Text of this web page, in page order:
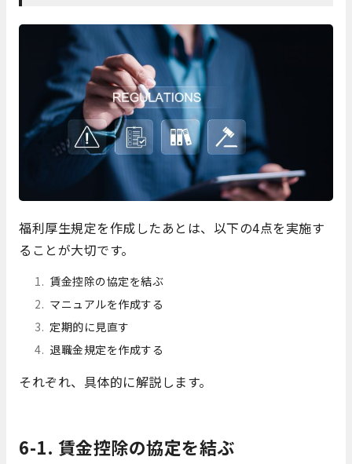
福利厚生規定を作成したあとは、以下の4点を実施す
ることが大切です。
賃金控除の協定を結ぶ
マニュアルを作成する
定期的に見直す
退職金規定を作成する
それぞれ、具体的に解説します。
6-1. 賃金控除の協定を結ぶ